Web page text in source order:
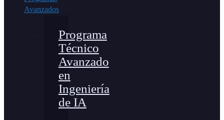
Avanzados
Programa
Técnico
Avanzado
en
Ingeniería
de IA